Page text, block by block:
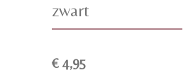
zwart
€ 4,95